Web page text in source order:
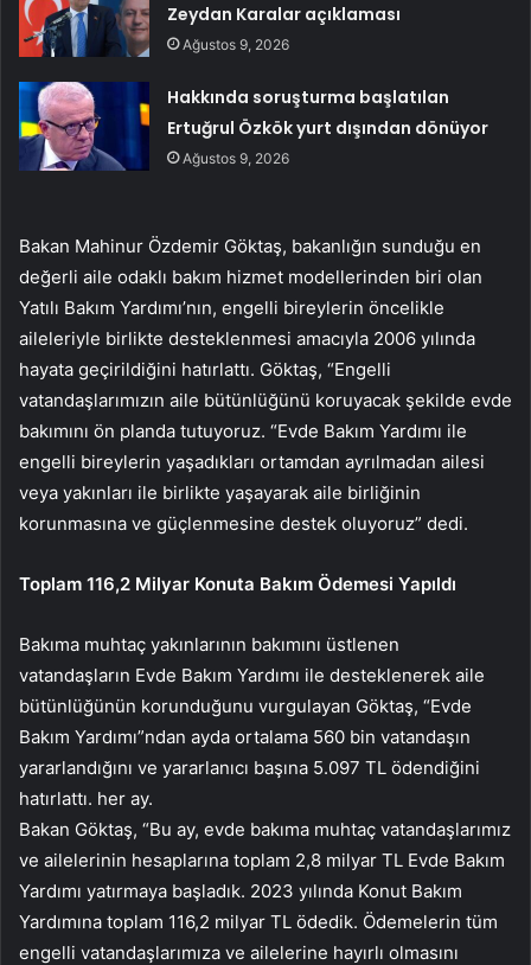
Zeydan Karalar açıklaması
Ağustos 9, 2026
Hakkında soruşturma başlatılan
Ertuğrul Özkök yurt dışından dönüyor
Ağustos 9, 2026
Bakan Mahinur Özdemir Göktaş, bakanlığın sunduğu en
değerli aile odaklı bakım hizmet modellerinden biri olan
Yatılı Bakım Yardımı’nın, engelli bireylerin öncelikle
aileleriyle birlikte desteklenmesi amacıyla 2006 yılında
hayata geçirildiğini hatırlattı. Göktaş, “Engelli
vatandaşlarımızın aile bütünlüğünü koruyacak şekilde evde
bakımını ön planda tutuyoruz. “Evde Bakım Yardımı ile
engelli bireylerin yaşadıkları ortamdan ayrılmadan ailesi
veya yakınları ile birlikte yaşayarak aile birliğinin
korunmasına ve güçlenmesine destek oluyoruz” dedi.
Toplam 116,2 Milyar Konuta Bakım Ödemesi Yapıldı
Bakıma muhtaç yakınlarının bakımını üstlenen
vatandaşların Evde Bakım Yardımı ile desteklenerek aile
bütünlüğünün korunduğunu vurgulayan Göktaş, “Evde
Bakım Yardımı”ndan ayda ortalama 560 bin vatandaşın
yararlandığını ve yararlanıcı başına 5.097 TL ödendiğini
hatırlattı. her ay.
Bakan Göktaş, “Bu ay, evde bakıma muhtaç vatandaşlarımız
ve ailelerinin hesaplarına toplam 2,8 milyar TL Evde Bakım
Yardımı yatırmaya başladık. 2023 yılında Konut Bakım
Yardımına toplam 116,2 milyar TL ödedik. Ödemelerin tüm
engelli vatandaşlarımıza ve ailelerine hayırlı olmasını